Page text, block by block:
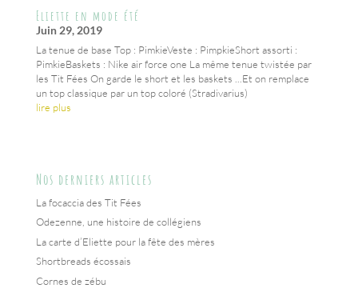
Eliette en mode été
Juin 29, 2019
La tenue de base Top : PimkieVeste : PimpkieShort assorti :
PimkieBaskets : Nike air force one La même tenue twistée par
les Tit Fées On garde le short et les baskets ...Et on remplace
un top classique par un top coloré (Stradivarius)
lire plus
Nos derniers articles
La focaccia des Tit Fées
Odezenne, une histoire de collégiens
La carte d’Eliette pour la fête des mères
Shortbreads écossais
Cornes de zébu